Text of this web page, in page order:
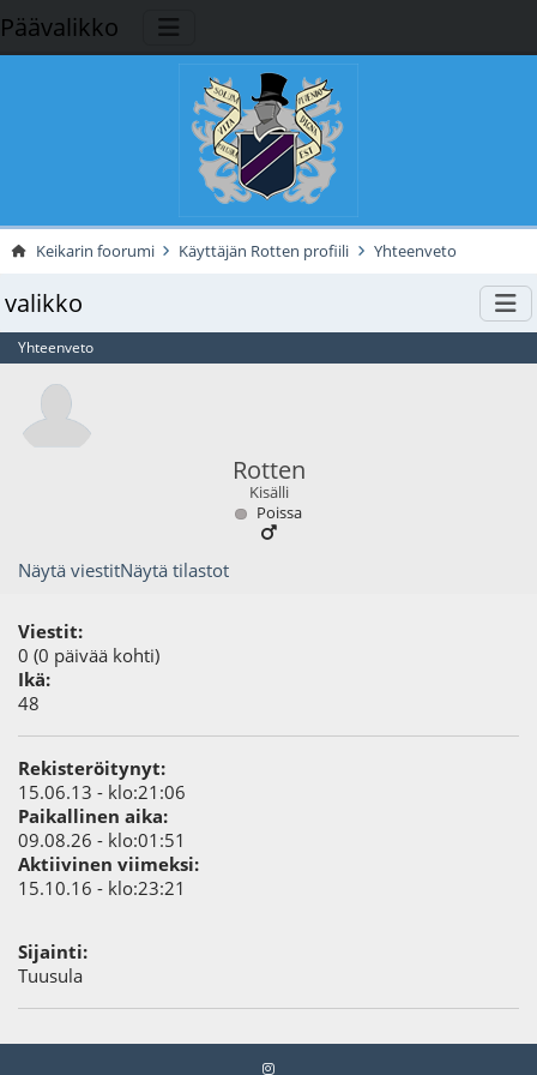
Päävalikko
Keikarin foorumi Käyttäjän Rotten profiili Yhteenveto
valikko
Yhteenveto
Rotten
Kisälli
Poissa
Näytä viestitNäytä tilastot
Viestit:
0 (0 päivää kohti)
Ikä:
48
Rekisteröitynyt:
15.06.13 - klo:21:06
Paikallinen aika:
09.08.26 - klo:01:51
Aktiivinen viimeksi:
15.10.16 - klo:23:21
Sijainti:
Tuusula